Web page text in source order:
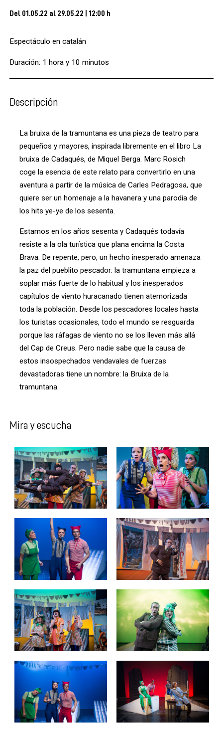
Del 01.05.22 al 29.05.22 12:00 h
Espectáculo en catalán
Duración: 1 hora y 10 minutos
Descripción
La bruixa de la tramuntana es una pieza de teatro para
pequeños y mayores, inspirada libremente en el libro La
bruixa de Cadaqués, de Miquel Berga. Marc Rosich
coge la esencia de este relato para convertirlo en una
aventura a partir de la música de Carles Pedragosa, que
quiere ser un homenaje a la havanera y una parodia de
los hits ye-ye de los sesenta.
Estamos en los años sesenta y Cadaqués todavía
resiste a la ola turística que plana encima la Costa
Brava. De repente, pero, un hecho inesperado amenaza
la paz del pueblito pescador: la tramuntana empieza a
soplar más fuerte de lo habitual y los inesperados
capítulos de viento huracanado tienen atemorizada
toda la población. Desde los pescadores locales hasta
los turistas ocasionales, todo el mundo se resguarda
porque las ráfagas de viento no se los lleven más allá
del Cap de Creus. Pero nadie sabe que la causa de
estos insospechados vendavales de fuerzas
devastadoras tiene un nombre: la Bruixa de la
tramuntana.
Mira y escucha